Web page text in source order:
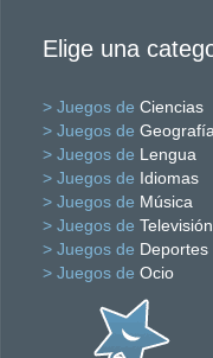
Elige una
> Juegos de Ciencias
> Juegos de Geografía
> Juegos de Lengua
> Juegos de Idiomas
> Juegos de Música
> Juegos de Televisión
> Juegos de Deportes
> Juegos de Ocio